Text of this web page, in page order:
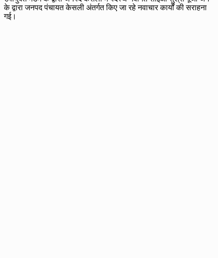
के द्वारा जनपद पंचायत केसली अंतर्गत किए जा रहे नवाचार कार्यों की सराहना
गई।